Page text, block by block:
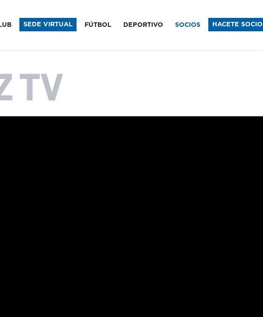
Sarsfield
SEDE VIRTUAL FÚTBOL DEPORTIVO SOCIOS HACETE SOCIO
TV